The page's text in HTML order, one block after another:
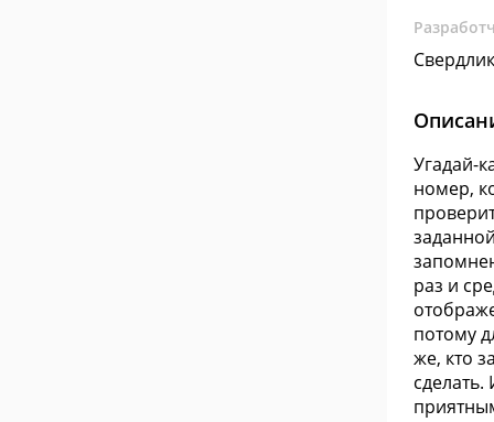
Угадай-
номер,
раз и
потому
же, кто